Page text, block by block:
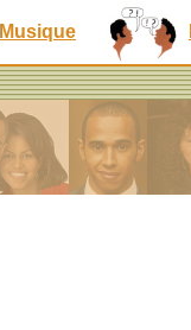
Musique